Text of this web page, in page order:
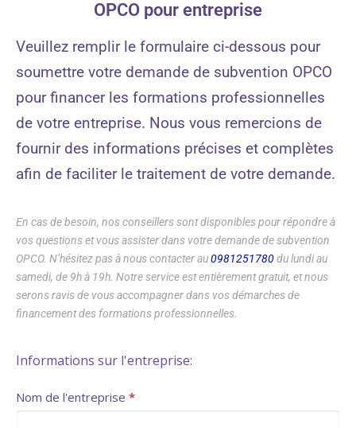
OPCO pour entreprise
Veuillez remplir le formulaire ci-dessous pour
soumettre votre demande de subvention OPCO
pour financer les formations professionnelles
de votre entreprise. Nous vous remercions de
fournir des informations précises et complètes
afin de faciliter le traitement de votre demande.
En cas de besoin, nos conseillers sont disponibles pour répondre à
vos questions et vous assister dans votre demande de subvention
OPCO. N’hésitez pas à nous contacter au0981251780du lundi au
samedi, de 9h à 19h. Notre service est entièrement gratuit, et nous
serons ravis de vous accompagner dans vos démarches de
financement des formations professionnelles.
Formulaire
simple
Informations sur l'entreprise:
Nom de l'entreprise *